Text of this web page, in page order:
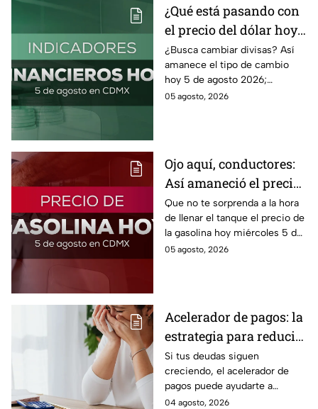
¿Qué está pasando con
el precio del dólar hoy
miércoles 5 de agosto
2026?
¿Busca cambiar divisas? Así
amanece el tipo de cambio
hoy 5 de agosto 2026;
consulta el precio del dólar
05 agosto, 2026
Ojo aquí, conductores:
Así amaneció el precio
de la gasolina HOY
Que no te sorprenda a la hora
de llenar el tanque el precio de
la gasolina hoy miércoles 5 de
agosto 2026; aquí te dejamos
05 agosto, 2026
Acelerador de pagos: la
estrategia para reducir
tus deudas más rápido
y recuperar el control
de tus finanzas
Si tus deudas siguen
creciendo, el acelerador de
pagos puede ayudarte a
ordenar tus finanzas, priorizar
04 agosto, 2026